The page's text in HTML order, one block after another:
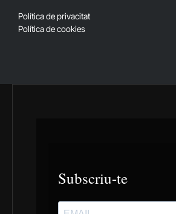
Política de privacitat
Política de cookies